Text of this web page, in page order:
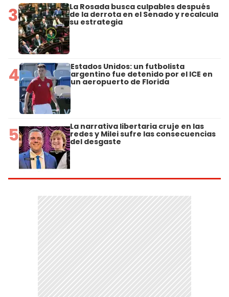
3 La Rosada busca culpables después
de la derrota en el Senado y recalcula
su estrategia
4 Estados Unidos: un futbolista
argentino fue detenido por el ICE en
un aeropuerto de Florida
5 La narrativa libertaria cruje en las
redes y Milei sufre las consecuencias
del desgaste